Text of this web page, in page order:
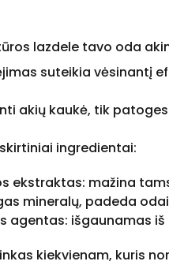
lazdele tavo oda
suteikia vėsinantį
akių kaukė, tik
ingredientai:
ekstraktas: mažina
mineralų, padeda
agentas: išgaunamas
kiekvienam, kuris